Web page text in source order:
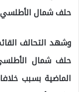
حلف شمال
وشهد التحالف
حلف شمال
الماضية بسبب